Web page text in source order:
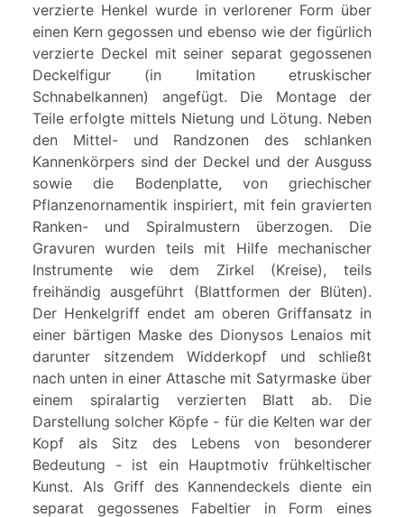
verzierte Henkel wurde in verlorener Form über
einen Kern gegossen und ebenso wie der figürlich
verzierte Deckel mit seiner separat gegossenen
Deckelfigur (in Imitation etruskischer
Schnabelkannen) angefügt. Die Montage der
Teile erfolgte mittels Nietung und Lötung. Neben
den Mittel- und Randzonen des schlanken
Kannenkörpers sind der Deckel und der Ausguss
sowie die Bodenplatte, von griechischer
Pflanzenornamentik inspiriert, mit fein gravierten
Ranken- und Spiralmustern überzogen. Die
Gravuren wurden teils mit Hilfe mechanischer
Instrumente wie dem Zirkel (Kreise), teils
freihändig ausgeführt (Blattformen der Blüten).
Der Henkelgriff endet am oberen Griffansatz in
einer bärtigen Maske des Dionysos Lenaios mit
darunter sitzendem Widderkopf und schließt
nach unten in einer Attasche mit Satyrmaske über
einem spiralartig verzierten Blatt ab. Die
Darstellung solcher Köpfe - für die Kelten war der
Kopf als Sitz des Lebens von besonderer
Bedeutung - ist ein Hauptmotiv frühkeltischer
Kunst. Als Griff des Kannendeckels diente ein
separat gegossenes Fabeltier in Form eines